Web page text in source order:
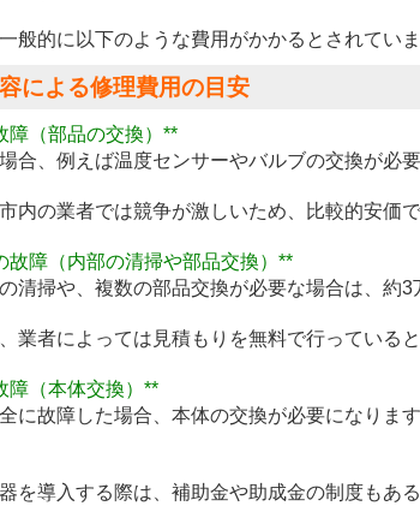
般的に以下のような費用がかかるとされていま
による修理費用の目安
障（部品の交換）**
合、例えば温度センサーやバルブの交換が必
内の業者では競争が激しいため、比較的安価
故障（内部の清掃や部品交換）**
清掃や、複数の部品交換が必要な場合は、約
業者によっては見積もりを無料で行っている
障（本体交換）**
に故障した場合、本体の交換が必要になりま
を導入する際は、補助金や助成金の制度もあ